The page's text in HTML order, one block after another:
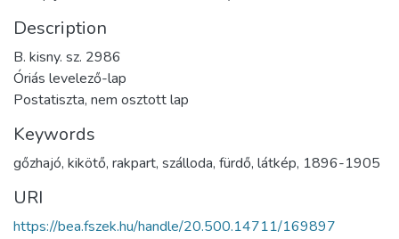
Description
B. kisny. sz. 2986
Óriás levelező-lap
Postatiszta, nem osztott lap
Keywords
gőzhajó, kikötő, rakpart, szálloda, fürdő, látkép, 1896-1905
URI
https://bea.fszek.hu/handle/20.500.14711/169897